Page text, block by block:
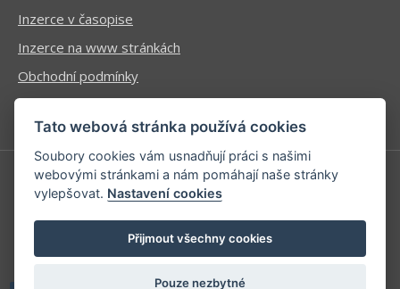
Inzerce v časopise
Inzerce na www stránkách
Obchodní podmínky
Ochrana osobních údajů
Příhlášení | Registrace
Kontaktní informace
Mapa stránek
Tato webová stránka používá cookies
Soubory cookies vám usnadňují práci s našimi
webovými stránkami a nám pomáhají naše stránky
vylepšovat. Nastavení cookies
Přijmout všechny cookies
Pouze nezbytné